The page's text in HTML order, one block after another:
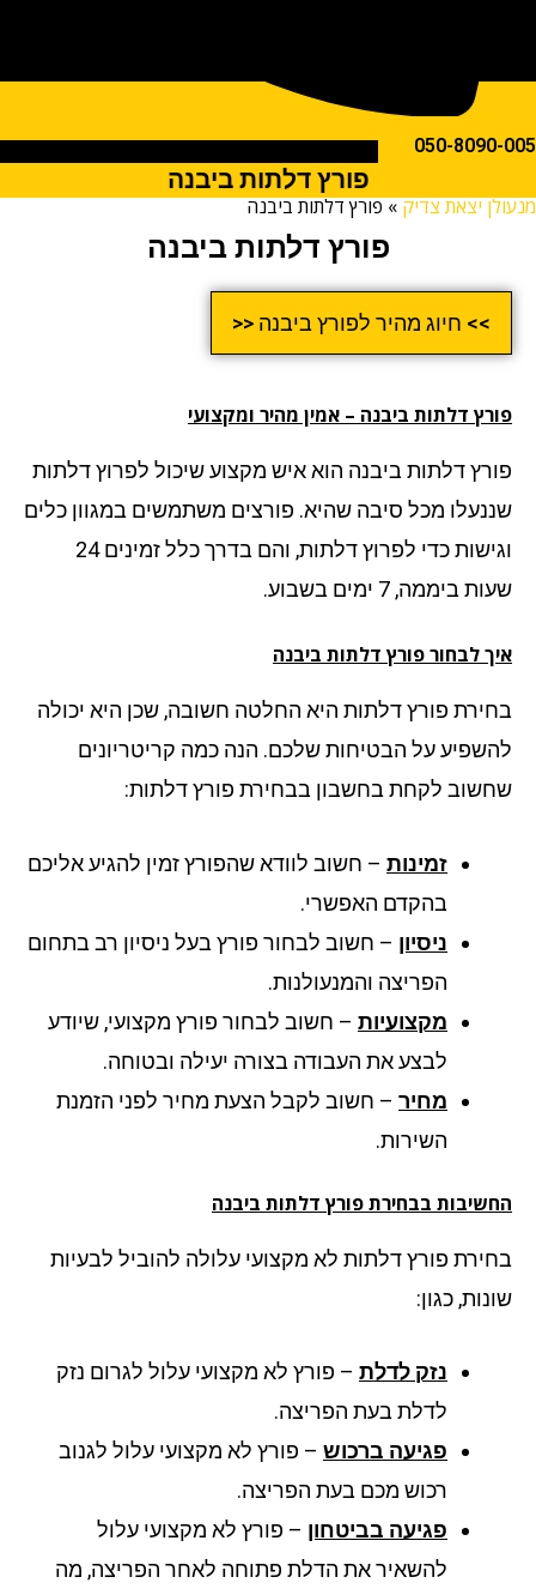
050-
פורץ דלתות ביבנה
יצאת צדיק»פורץ דלתות ביבנה
פורץ דלתות ביבנה
>> חיוג מהיר לפורץ ביבנה <<
דלתותביבנה – אמין מהיר ומקצועי
דלתות ביבנה הוא איש מקצוע שיכול לפרוץ דלתות
מכל סיבה שהיא. פורצים משתמשים במגוון כלים
וגישות כדי לפרוץ דלתות, והם בדרך כלל זמינים 24
ביממה, 7 ימים בשבוע.
לבחור פורץ דלתות ביבנה
פורץ דלתות היא החלטה חשובה, שכן היא יכולה
על הבטיחות שלכם. הנה כמה קריטריונים
לקחת בחשבון בבחירת פורץ דלתות:
זמינות– חשוב לוודא שהפורץ זמין להגיע אליכם
בהקדם האפשרי.
ניסיון– חשוב לבחור פורץ בעל ניסיון רב בתחום
הפריצה והמנעולנות.
מקצועיות– חשוב לבחור פורץ מקצועי, שיודע
לבצע את העבודה בצורה יעילה ובטוחה.
מחיר– חשוב לקבל הצעת מחיר לפני הזמנת
השירות.
בבחירת פורץ דלתות ביבנה
פורץ דלתות לא מקצועי עלולה להוביל לבעיות
כגון:
נזק לדלת– פורץ לא מקצועי עלול לגרום נזק
לדלת בעת הפריצה.
פגיעה ברכוש– פורץ לא מקצועי עלול לגנוב
רכוש מכם בעת הפריצה.
פגיעה בביטחון– פורץ לא מקצועי עלול
להשאיר את הדלת פתוחה לאחר הפריצה, מה